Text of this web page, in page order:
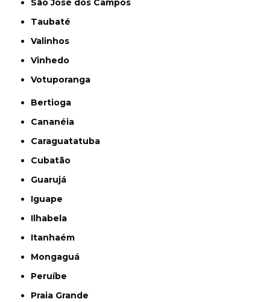
São José dos Campos
Taubaté
Valinhos
Vinhedo
Votuporanga
Bertioga
Cananéia
Caraguatatuba
Cubatão
Guarujá
Iguape
Ilhabela
Itanhaém
Mongaguá
Peruíbe
Praia Grande